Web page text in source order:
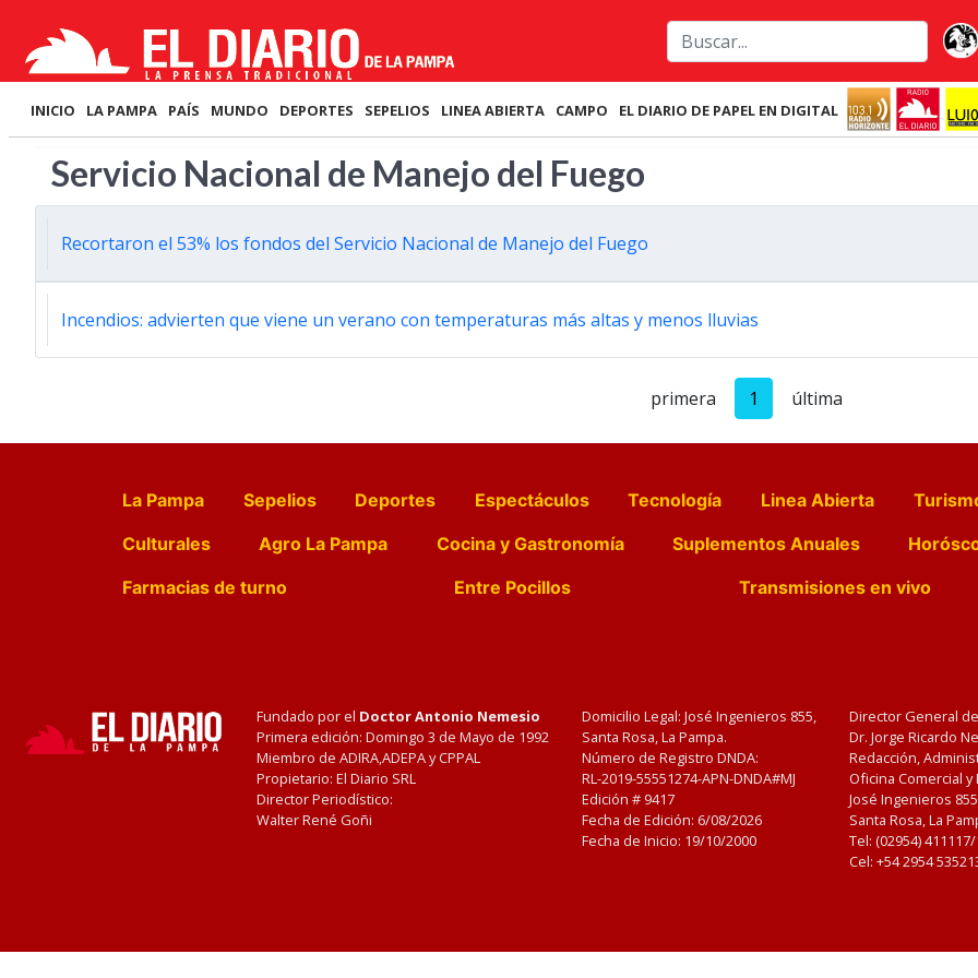
INICIO LA PAMPA PAÍS MUNDO DEPORTES SEPELIOS LINEA ABIERTA CAMPO EL DIARIO DE PAPEL EN DIGITAL
Servicio Nacional de Manejo del Fuego
Recortaron el 53% los fondos del Servicio Nacional de Manejo del Fuego
Incendios: advierten que viene un verano con temperaturas más altas y menos lluvias
primera 1 última
La Pampa Sepelios Deportes Espectáculos Tecnología Linea Abierta
Culturales
Agro La Pampa Cocina y Gastronomía Suplementos Anuales
Farmacias de turno
Entre Pocillos Transmisiones en vivo
Fundado por el Doctor Antonio Nemesio
Primera edición: Domingo 3 de Mayo de 1992
Miembro de ADIRA,ADEPA y CPPAL
Propietario: El Diario SRL
Director Periodístico:
Walter René Goñi
Domicilio Legal: José Ingenieros 855,
Santa Rosa, La Pampa.
Número de Registro DNDA:
RL-2019-55551274-APN-DNDA#MJ
Edición # 9417
Fecha de Edición: 6/08/2026
Fecha de Inicio: 19/10/2000
Director General
Dr. Jorge Ricardo
Redacción,
Oficina Comercial
José Ingenieros
Santa Rosa, La
Tel: (02954)
Cel: +54 2954